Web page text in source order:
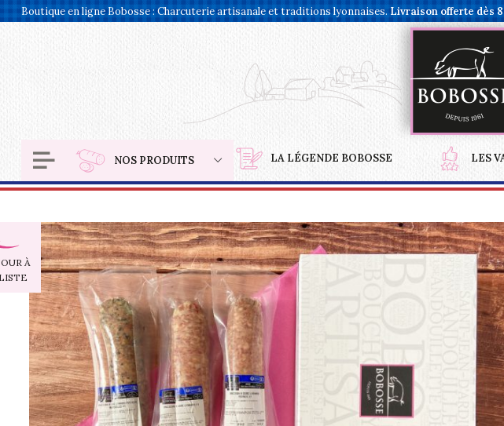
Boutique en ligne Bobosse : Charcuterie artisanale et traditions lyonnaises. Livraison offerte dès
NOS PRODUITS LA LÉGENDE BOBOSSE LES
À
Panneau de gestion des cookies